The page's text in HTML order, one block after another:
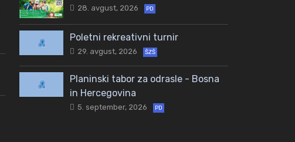
28. avgust, 2026 PD
Poletni rekreativni turnir
29. avgust, 2026 ŠZŠ
Planinski tabor za odrasle - Bosna
in Hercegovina
5. september, 2026 PD